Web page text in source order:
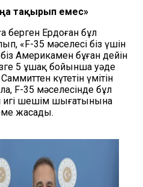
тақырып емес»
берген Ердоған бұл
«F-35 мәселесі біз үшін
Америкамен бұған дейін
5 ұшақ бойынша уәде
күтетін үмітін
F-35 мәселесінде бұл
шешім шығатынына
жасады.